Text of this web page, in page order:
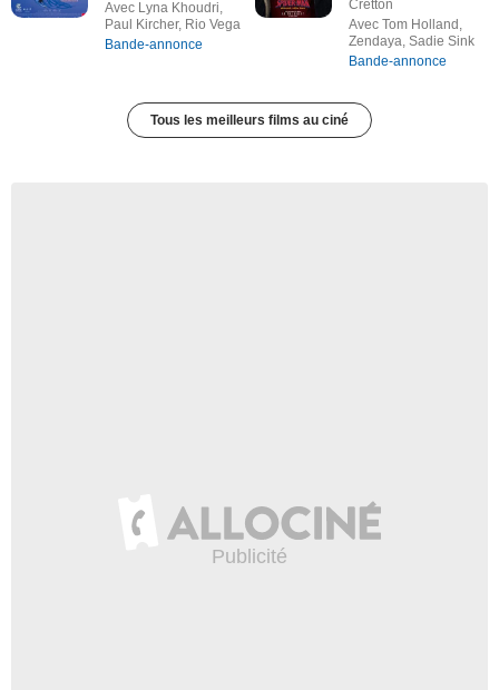
Avec Lyna Khoudri,
Paul Kircher, Rio Vega
Bande-annonce
Cretton
Avec Tom Holland,
Zendaya, Sadie Sink
Bande-annonce
Tous les meilleurs films au ciné